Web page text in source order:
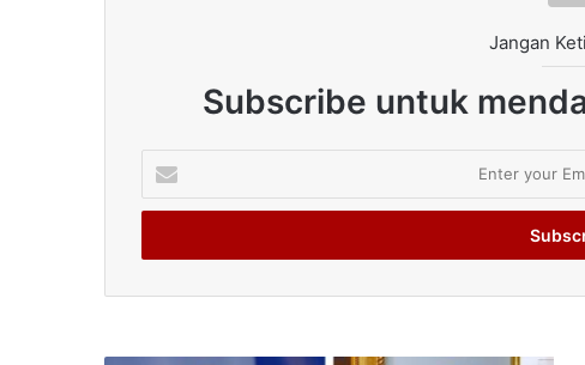
Jangan
Subscribe untuk
your
Email